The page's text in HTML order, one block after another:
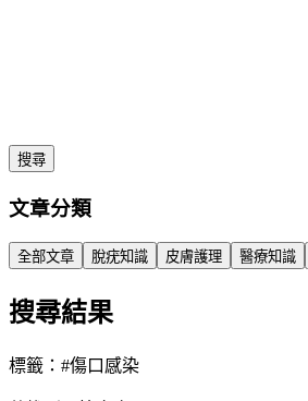
搜尋
文章分類
全部文章 脫疣知識 皮膚護理 醫療知識
搜尋結果
標籤：#傷口感染